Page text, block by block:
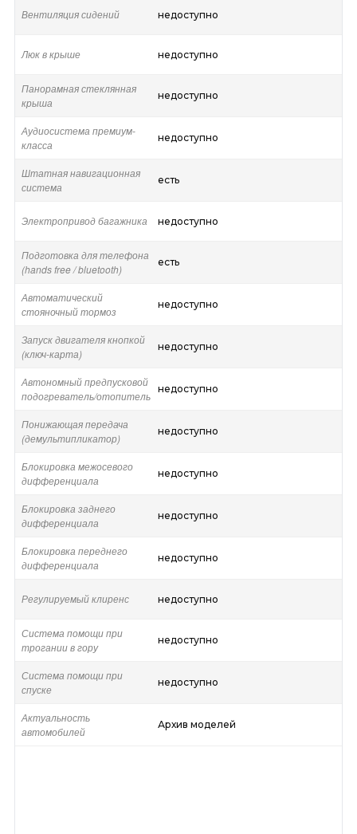
Вентиляция сидений недоступно
Люк в крыше недоступно
Панорамная стеклянная
крыша
недоступно
Аудиосистема премиум-
класса
недоступно
Штатная навигационная
система
есть
Электропривод багажника недоступно
Подготовка для телефона
(hands free / bluetooth)
есть
Автоматический
стояночный тормоз
недоступно
Запуск двигателя кнопкой
(ключ-карта)
недоступно
Автономный предпусковой
подогреватель/отопитель
недоступно
Понижающая передача
(демультипликатор)
недоступно
Блокировка межосевого
дифференциала
недоступно
Блокировка заднего
дифференциала
недоступно
Блокировка переднего
дифференциала
недоступно
Регулируемый клиренс недоступно
Система помощи при
трогании в гору
недоступно
Система помощи при
спуске
недоступно
Актуальность
автомобилей
Архив моделей